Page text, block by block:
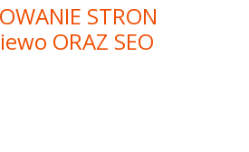
STRON
ORAZ SEO